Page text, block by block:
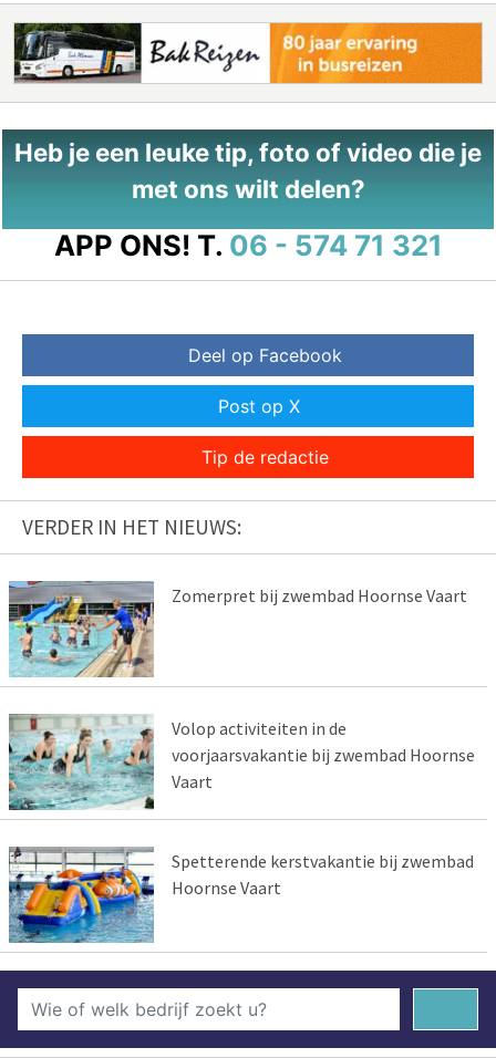
Heb je een leuke tip, foto of video die je
met ons wilt delen?
APP ONS! T. 06 - 574 71 321
Deel op Facebook
Post op X
Tip de redactie
VERDER IN HET NIEUWS:
Zomerpret bij zwembad Hoornse Vaart
Volop activiteiten in de
voorjaarsvakantie bij zwembad Hoornse
Vaart
Spetterende kerstvakantie bij zwembad
Hoornse Vaart